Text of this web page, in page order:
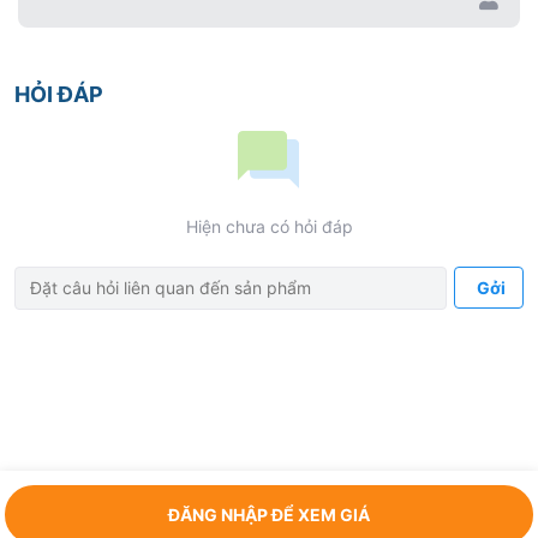
ĐĂNG NHẬP ĐỂ XEM GIÁ
HỎI ĐÁP
Hiện chưa có hỏi đáp
Gởi